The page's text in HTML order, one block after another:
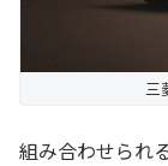
三
組み合わせられ